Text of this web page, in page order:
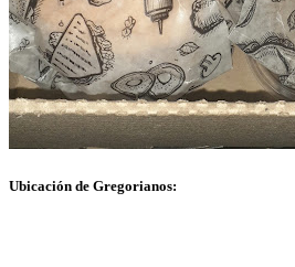
Ubicación de Gregorianos: